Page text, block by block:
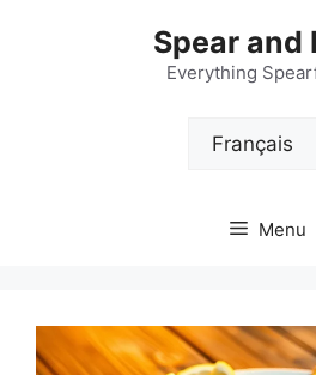
Spear and
Everything
Choisir
Menu